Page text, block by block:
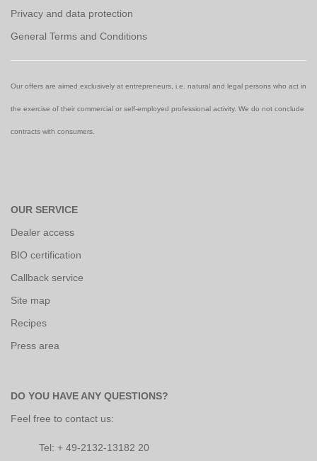
Privacy and data protection
General Terms and Conditions
Our offers are aimed exclusively at entrepreneurs, i.e. natural and legal persons who act in
the exercise of their commercial or self-employed professional activity. We do not conclude
contracts with consumers.
OUR SERVICE
Dealer access
BIO certification
Callback service
Site map
Recipes
Press area
DO YOU HAVE ANY QUESTIONS?
Feel free to contact us:
Tel: + 49-2132-13182 20